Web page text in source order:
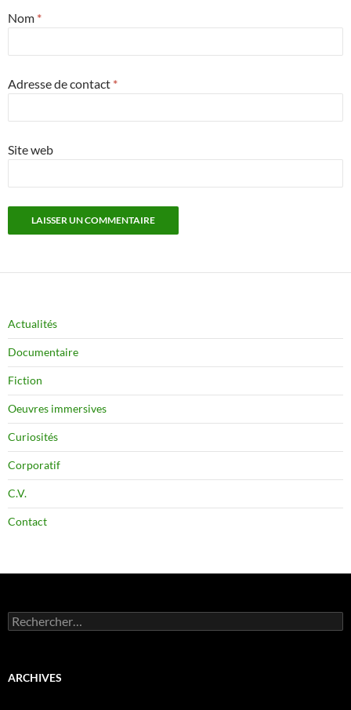
Nom *
Adresse de contact *
Site web
Actualités
Documentaire
Fiction
Oeuvres immersives
Curiosités
Corporatif
C.V.
Contact
Rechercher :
ARCHIVES